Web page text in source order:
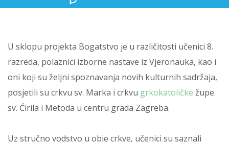
U sklopu projekta Bogatstvo je u različitosti učenici 8.
razreda, polaznici izborne nastave iz Vjeronauka, kao i
oni koji su željni spoznavanja novih kulturnih sadržaja,
posjetili su crkvu sv. Marka i crkvu grkokatoličke župe
sv. Ćirila i Metoda u centru grada Zagreba.
Uz stručno vodstvo u obje crkve, učenici su saznali